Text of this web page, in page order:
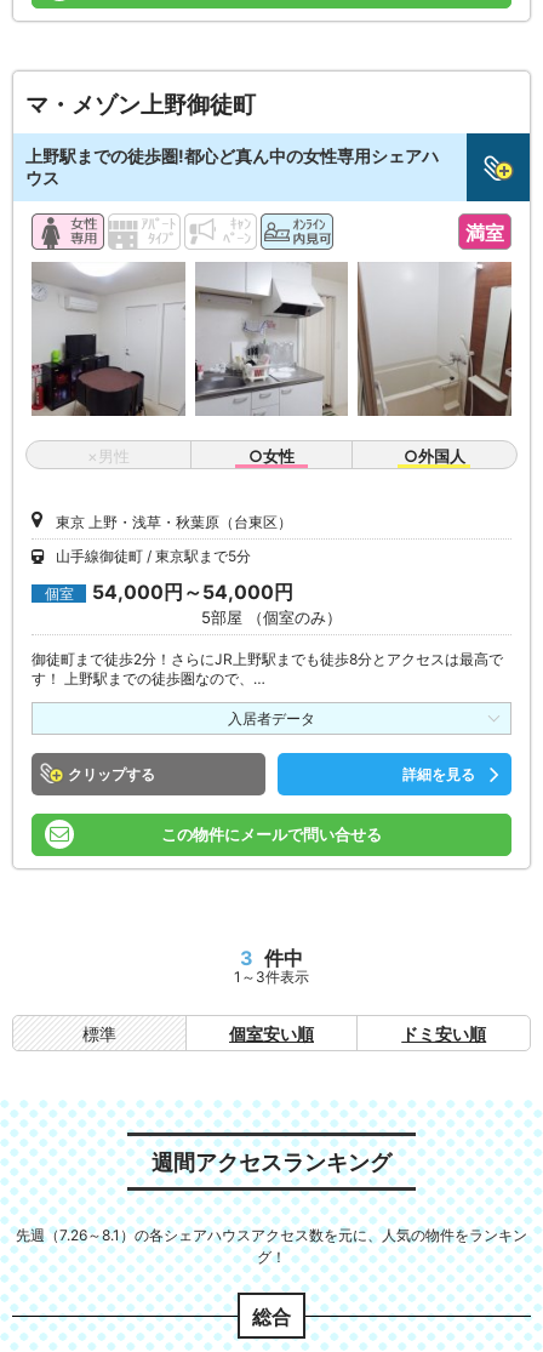
マ・メゾン上野御徒町
上野駅までの徒歩圏!都心ど真ん中の女性専用シェアハ
ウス
満室
×男性 ○女性 ○外国人
東京 上野・浅草・秋葉原（台東区）
山手線御徒町
東京駅まで5分
個室 54,000円～54,000円
5部屋 （個室のみ）
御徒町まで徒歩2分！さらにJR上野駅までも徒歩8分とアクセスは最高で
す！ 上野駅までの徒歩圏なので、…
入居者データ
クリップ 詳細を見る
この物件にメールで問い合せる
3 件中
1～3件表示
標準 個室安い順 ドミ安い順
週間アクセスランキング
先週（7.26～8.1）の各シェアハウスアクセス数を元に、人気の物件をランキン
グ！
総合